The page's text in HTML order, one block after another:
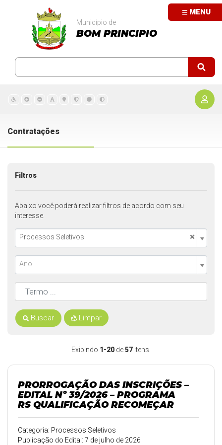
MENU
Município de
BOM PRINCIPIO
Contratações
Exibindo 1-20 de57 itens.
PRORROGAÇÃO DAS INSCRIÇÕES –
EDITAL Nº 39/2026 – PROGRAMA
RS QUALIFICAÇÃO RECOMEÇAR
Categoria: Processos Seletivos
Publicação do Edital: 7 de julho de 2026
Filtros
Abaixo você poderá realizar filtros de acordo com seu
interesse.
×
Processos Seletivos
Ano
Buscar Limpar